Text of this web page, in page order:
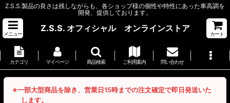
Z.S.S.製品の良さは残しながらも、各ショップ様の個性や特性にあった車高調を
開発、提供しております。
メニュー
Z.S.S. オフィシャル オンラインストア
カート
カテゴリ マイページ 商品検索 ご利用案内 問い合わせ
※一部大型商品を除き、営業日15時までの注文確定で即日発送いた
します。